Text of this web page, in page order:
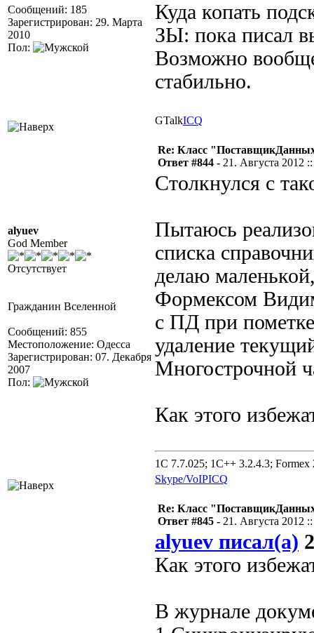
Сообщений: 185
Зарегистрирован: 29. Марта
2010
Пол:
Куда копать
ЗЫ: пока писал
Возможно
стабильно.
GTalkICQ
alyuev
God Member
Отсутствует
Гражданин Вселенной
Сообщений: 855
Местоположение: Одесса
Зарегистрирован: 07. Декабря
2007
Пол:
Re: Класс
Ответ #844 - 21. Августа 2012
Столкнулся с
Пытаюсь
списка
делаю
Формексом
с ПД при пометке
удаление
Многострочной
Как этого
1C 7.7.025; 1C++ 3.2.4.3; Formex
Skype/VoIPICQ
Re: Класс
Ответ #845 - 21. Августа 2012
alyuev писал(а)
Как этого
В журнале